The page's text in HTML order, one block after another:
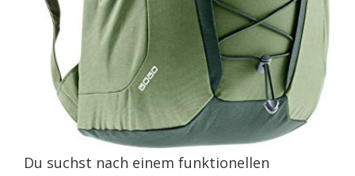
Du suchst nach einem funktionellen